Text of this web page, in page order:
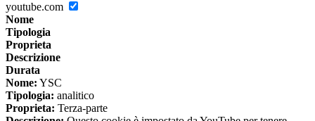
youtube.com
Nome
Tipologia
Proprieta
Descrizione
Durata
Nome: YSC
Tipologia: analitico
Proprieta: Terza-parte